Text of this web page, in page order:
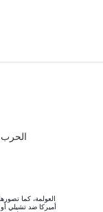
العولمة، كما
أميركا ضد تشيلي